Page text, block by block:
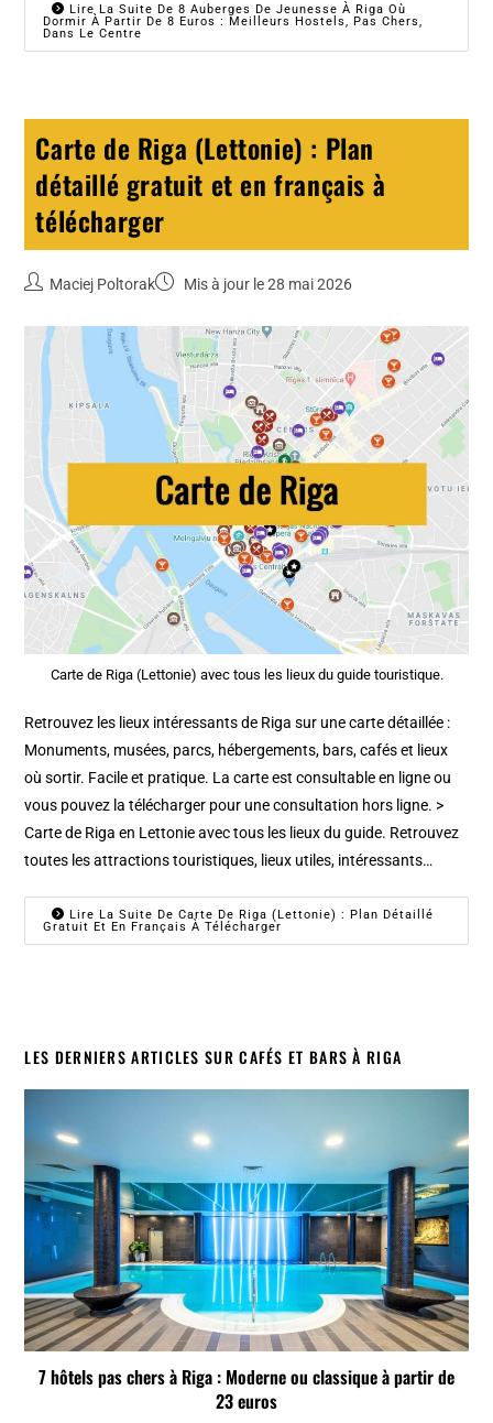
Lire La Suite De 8 Auberges De Jeunesse À Riga Où
Dormir À Partir De 8 Euros : Meilleurs Hostels, Pas Chers,
Dans Le Centre
Carte de Riga (Lettonie) : Plan
détaillé gratuit et en français à
télécharger
Maciej Poltorak Mis à jour le 28 mai 2026
Carte de Riga (Lettonie) avec tous les lieux du guide touristique.
Retrouvez les lieux intéressants de Riga sur une carte détaillée :
Monuments, musées, parcs, hébergements, bars, cafés et lieux
où sortir. Facile et pratique. La carte est consultable en ligne ou
vous pouvez la télécharger pour une consultation hors ligne. >
Carte de Riga en Lettonie avec tous les lieux du guide. Retrouvez
toutes les attractions touristiques, lieux utiles, intéressants…
Lire La Suite De Carte De Riga (Lettonie) : Plan Détaillé
Gratuit Et En Français À Télécharger
LES DERNIERS ARTICLES SUR CAFÉS ET BARS À RIGA
7 hôtels pas chers à Riga : Moderne ou classique à partir de
23 euros